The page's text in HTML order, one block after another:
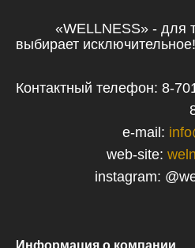
«WELLNESS» - для
выбирает исключительное!
Контактный телефон: 8-
8-707-
e-mail:
web-site:
instagram:
Информация о компании